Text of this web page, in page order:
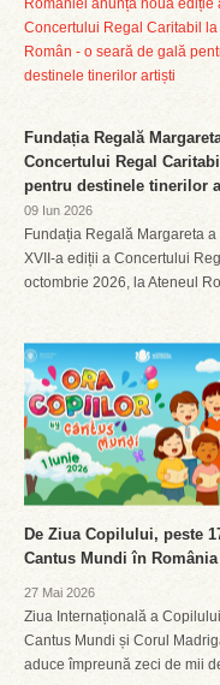
Fundația Regală
Concertului Regal
pentru destinele tinerilor
09 Iun 2026
Fundația Regală Margareta
XVII-a ediții a Concertului
octombrie 2026, la Ateneul
De Ziua Copilului, peste
Cantus Mundi în
27 Mai 2026
Ziua Internațională a
Cantus Mundi și Corul
aduce împreună zeci de mii